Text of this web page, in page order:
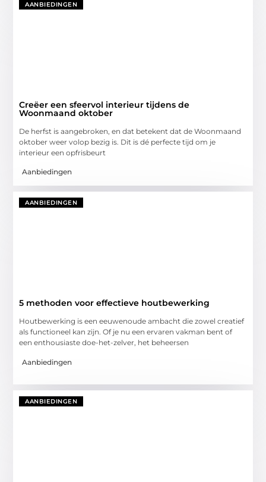
AANBIEDINGEN
Creëer een sfeervol interieur tijdens de
Woonmaand oktober
De herfst is aangebroken, en dat betekent dat de Woonmaand
oktober weer volop bezig is. Dit is dé perfecte tijd om je
interieur een opfrisbeurt
Aanbiedingen
AANBIEDINGEN
5 methoden voor effectieve houtbewerking
Houtbewerking is een eeuwenoude ambacht die zowel creatief
als functioneel kan zijn. Of je nu een ervaren vakman bent of
een enthousiaste doe-het-zelver, het beheersen
Aanbiedingen
AANBIEDINGEN